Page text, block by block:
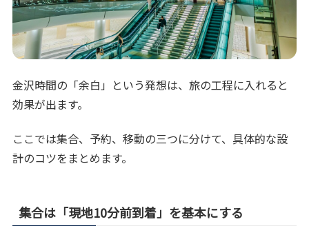
金沢時間の「余白」という発想は、旅の工程に入れると
効果が出ます。
ここでは集合、予約、移動の三つに分けて、具体的な設
計のコツをまとめます。
集合は「現地10分前到着」を基本にする